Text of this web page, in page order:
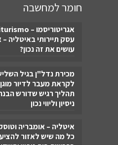
חומר למחשבה
עסק תיירותי באיטליה –
עושים את זה נכון?
מכירת נדל"ן בגיל
לקראת מעבר לדיור
תהליך רגיש שדורש
ניסיון וליווי נכון
איטליה – אומבריה
כל מה שיש לאזור להציע